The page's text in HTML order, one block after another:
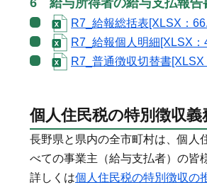
6 給与所得者の給与支払報告
R7_給報総括表[XLSX：
R7_給報個人明細[XLSX：
R7_普通徴収切替書[XLSX
個人住民税の特別徴収
長野県と県内の全市町村は、個人
べての事業主（給与支払者）の皆
詳しくは個人住民税の特別徴収の